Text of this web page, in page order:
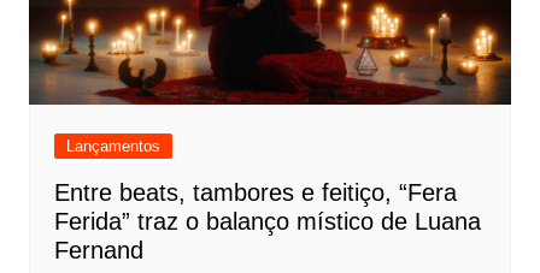
Lançamentos
Entre beats, tambores e feitiço, “Fera
Ferida” traz o balanço místico de Luana
Fernand